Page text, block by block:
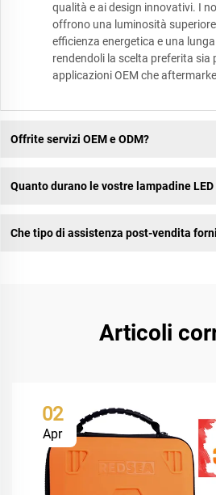
qualità e ai design innovativi. I
offrono una luminosità
efficienza energetica e una
rendendoli la scelta preferita sia
applicazioni OEM che
Offrite servizi OEM e ODM?
Quanto durano le vostre lampadine
Che tipo di assistenza post-vendita
Articoli
02
Apr